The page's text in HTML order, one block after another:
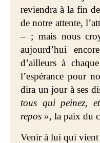
reviendra à la fin
de notre attente,
– ; mais nous
aujourd’hui
d’ailleurs à
l’espérance pour
dira un jour à ses
tous qui peinez,
repos », la paix du
Venir à lui qui vient